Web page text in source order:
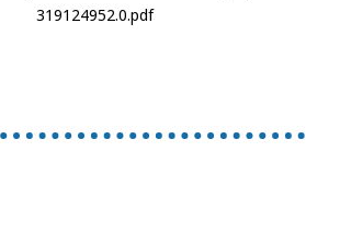
319124952.0.pdf